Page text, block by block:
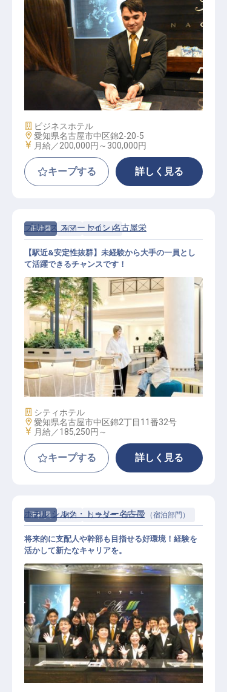
ナイトフロントスタッフ（伏見駅徒
歩4分／住宅補助有／年休105日）
施設業態
ビジネスホテル
勤務地
愛知県名古屋市中区錦2-20-5
給与
月給／200,000円～ 300,000円
キープする 詳しく見る
正社員 宿泊 フロント
フロント│駅徒歩5分以内／月8～9休
み／賞与年2回／手当・福利厚生充
実
プリンス スマートイン 名古屋栄
【駅近&安定性抜群】未経験から大手の一員とし
て活躍できるチャンスです！
施設業態
シティホテル
勤務地
愛知県名古屋市中区錦2丁目11番32号
給与
月給／185,250円～
キープする 詳しく見る
正社員 宿泊 リーダー・チーフ（宿泊部門）
宿泊部門リーダー（伏見駅徒歩4分
／住宅補助有／年休105日）
ホテル シルク・トゥリー名古屋
将来的に支配人や幹部も目指せる好環境！経験を
活かして新たなキャリアを。